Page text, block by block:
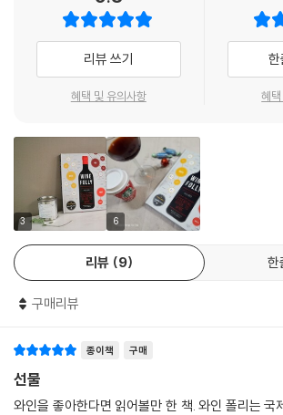
풀 바디 레드 와인
보르도 블렌드
까베르네 쇼비뇽
무르베드르
네비올로
네로 다볼라
쁘띠 베르도
쁘띠 쉬라
피노타지
쉬라
템프라니오
마데이라
마르살라
포트
리뷰 쓰기
혜택 및 유의사항
한
혜
3 6
리뷰 9 한
구매리뷰
종이책 구매
선물
와인을 좋아한다면 읽어볼만 한 책. 와인 폴리는